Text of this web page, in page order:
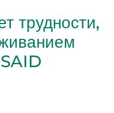
трудности,